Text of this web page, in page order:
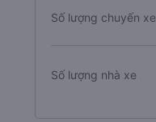
Số lượng chuyến xe
Số lượng nhà xe